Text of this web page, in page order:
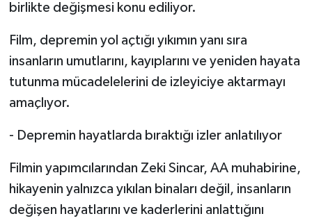
birlikte değişmesi konu ediliyor.
Film, depremin yol açtığı yıkımın yanı sıra
insanların umutlarını, kayıplarını ve yeniden hayata
tutunma mücadelelerini de izleyiciye aktarmayı
amaçlıyor.
- Depremin hayatlarda bıraktığı izler anlatılıyor
Filmin yapımcılarından Zeki Sincar, AA muhabirine,
hikayenin yalnızca yıkılan binaları değil, insanların
değişen hayatlarını ve kaderlerini anlattığını